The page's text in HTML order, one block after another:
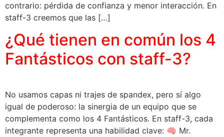
contrario: pérdida de confianza y menor interacción. En
staff-3 creemos que las […]
¿Qué tienen en común los 4
Fantásticos con staff-3?
No usamos capas ni trajes de spandex, pero sí algo
igual de poderoso: la sinergia de un equipo que se
complementa como los 4 Fantásticos. En staff-3, cada
integrante representa una habilidad clave: 🧠 Mr.